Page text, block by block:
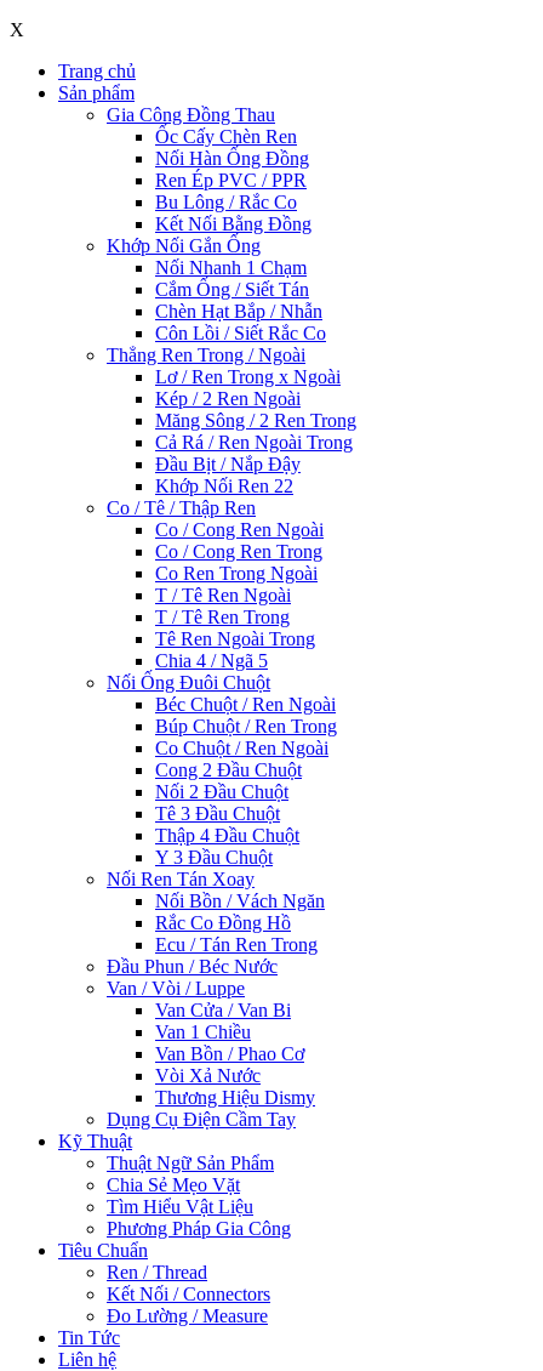
X
Trang chủ
Sản phẩm
Gia Công Đồng Thau
Ốc Cấy Chèn Ren
Nối Hàn Ống Đồng
Ren Ép PVC / PPR
Bu Lông / Rắc Co
Kết Nối Bằng Đồng
Khớp Nối Gắn Ống
Nối Nhanh 1 Chạm
Cắm Ống / Siết Tán
Chèn Hạt Bắp / Nhẫn
Côn Lồi / Siết Rắc Co
Thẳng Ren Trong / Ngoài
Lơ / Ren Trong x Ngoài
Kép / 2 Ren Ngoài
Măng Sông / 2 Ren Trong
Cả Rá / Ren Ngoài Trong
Đầu Bịt / Nắp Đậy
Khớp Nối Ren 22
Co / Tê / Thập Ren
Co / Cong Ren Ngoài
Co / Cong Ren Trong
Co Ren Trong Ngoài
T / Tê Ren Ngoài
T / Tê Ren Trong
Tê Ren Ngoài Trong
Chia 4 / Ngã 5
Nối Ống Đuôi Chuột
Béc Chuột / Ren Ngoài
Búp Chuột / Ren Trong
Co Chuột / Ren Ngoài
Cong 2 Đầu Chuột
Nối 2 Đầu Chuột
Tê 3 Đầu Chuột
Thập 4 Đầu Chuột
Y 3 Đầu Chuột
Nối Ren Tán Xoay
Nối Bồn / Vách Ngăn
Rắc Co Đồng Hồ
Ecu / Tán Ren Trong
Đầu Phun / Béc Nước
Van / Vòi / Luppe
Van Cửa / Van Bi
Van 1 Chiều
Van Bồn / Phao Cơ
Vòi Xả Nước
Thương Hiệu Dismy
Dụng Cụ Điện Cầm Tay
Kỹ Thuật
Thuật Ngữ Sản Phẩm
Chia Sẻ Mẹo Vặt
Tìm Hiểu Vật Liệu
Phương Pháp Gia Công
Tiêu Chuẩn
Ren / Thread
Kết Nối / Connectors
Đo Lường / Measure
Tin Tức
Liên hệ